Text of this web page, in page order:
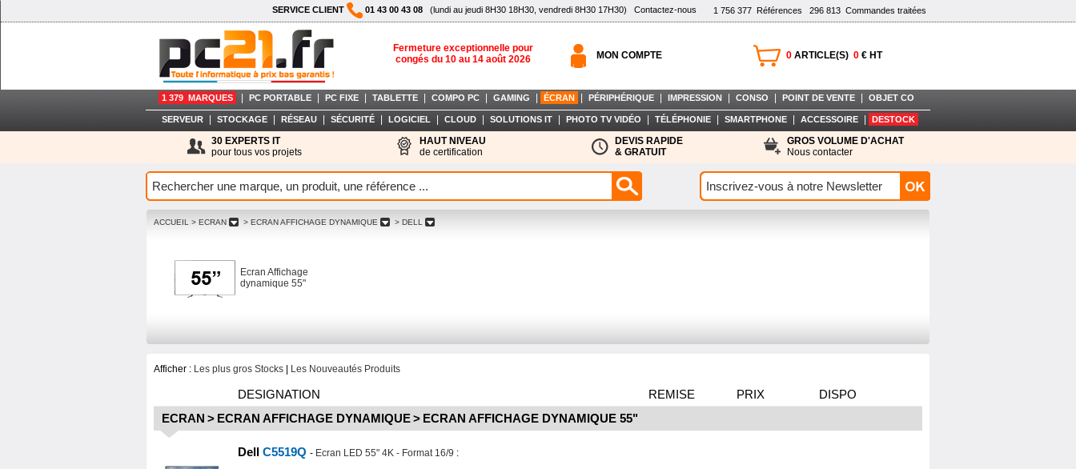
1 756 377 Références 296 813 Commandes traitées
SERVICE CLIENT 01 43 00 43 08 (lundi au jeudi 8H30 18H30, vendredi 8H30 17H30) Contactez-nous
Fermeture exceptionnelle pour
congés du 10 au 14 août 2026
0 ARTICLE(S) 0 € HT
MON COMPTE
1 379 MARQUES PC PORTABLE PC FIXE TABLETTE COMPO PC GAMING ÉCRAN PÉRIPHÉRIQUE IMPRESSION CONSO POINT DE VENTE OBJET CO
SERVEUR STOCKAGE RÉSEAU SÉCURITÉ LOGICIEL CLOUD SOLUTIONS IT PHOTO TV VIDÉO TÉLÉPHONIE SMARTPHONE ACCESSOIRE DESTOCK
30 EXPERTS IT
pour tous vos projets
HAUT NIVEAU
de certification
DEVIS RAPIDE
& GRATUIT
GROS VOLUME D'ACHAT
Nous contacter
ACCUEIL > ECRAN > ECRAN AFFICHAGE DYNAMIQUE > DELL
Ecran Affichage
dynamique 55"
Afficher : Les plus gros Stocks Les Nouveautés Produits
DESIGNATION REMISE PRIX
DISPO
ECRAN > ECRAN AFFICHAGE DYNAMIQUE> ECRAN AFFICHAGE DYNAMIQUE 55"
Dell C5519Q - Ecran LED 55" 4K - Format 16/9 :